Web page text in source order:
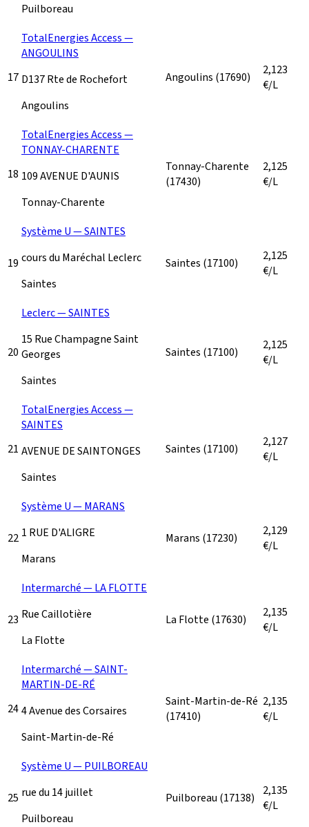
Puilboreau
17
TotalEnergies Access —
ANGOULINS
D137 Rte de Rochefort
Angoulins
Angoulins (17690)
2,123
€/L
18
TotalEnergies Access —
TONNAY-CHARENTE
109 AVENUE D'AUNIS
Tonnay-Charente
Tonnay-Charente
(17430)
2,125
€/L
19
Système U — SAINTES
cours du Maréchal Leclerc
Saintes
Saintes (17100)
2,125
€/L
20
Leclerc — SAINTES
15 Rue Champagne Saint
Georges
Saintes
Saintes (17100)
2,125
€/L
21
TotalEnergies Access —
SAINTES
AVENUE DE SAINTONGES
Saintes
Saintes (17100)
2,127
€/L
22
Système U — MARANS
1 RUE D'ALIGRE
Marans
Marans (17230)
2,129
€/L
23
Intermarché — LA FLOTTE
Rue Caillotière
La Flotte
La Flotte (17630)
2,135
€/L
24
Intermarché — SAINT-
MARTIN-DE-RÉ
4 Avenue des Corsaires
Saint-Martin-de-Ré
Saint-Martin-de-Ré
(17410)
2,135
€/L
25
Système U — PUILBOREAU
rue du 14 juillet
Puilboreau
Puilboreau (17138)
2,135
€/L